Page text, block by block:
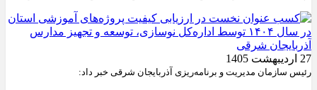
27 اردیبهشت 1405
رئیس سازمان مدیریت و برنامه‌ریزی آذربایجان شرقی خبر داد: